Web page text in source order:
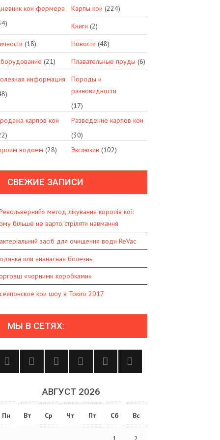
кои фермера
Карпы кои (224)
Книги (2)
(18) Новости (48)
(21) Плавательные пруды (6)
информация
Породы и
разновидности
(17)
карпов кои
Разведение карпов кои
(30)
водоем (28) Экслюзив (102)
СВЕЖИЕ ЗАПИСИ
метод лікування коропів кої:
більше не варто стріляти навмання
засіб для очищення води ReVac
или ананасная болезнь
«чорними коробками»
кои шоу в Токио 2017
МЫ В СЕТЯХ:
АВГУСТ 2026
Пн Вт Ср Чт Пт Сб Вс